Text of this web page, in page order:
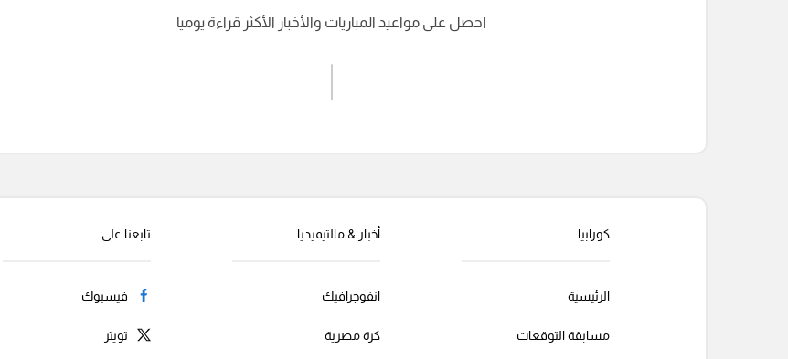
إرسال تعليق
احصل على مواعيد المباريات والأخبار الأكثر قراءة يوميا
كورابيا
الرئيسية
مسابقة التوقعات
أخبار & مالتيميديا
انفوجرافيك
كرة مصرية
تابعنا على
فيسبوك
تويتر